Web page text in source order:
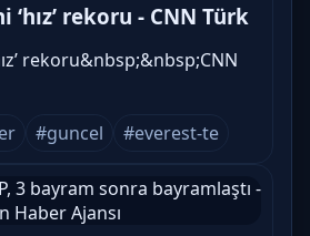
‘hız’ rekoru - CNN Türk
rekoru&nbsp;&nbsp;CNN
#guncel #everest-te